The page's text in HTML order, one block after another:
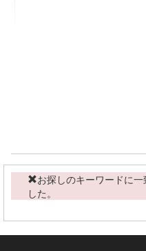
お探しのキーワードに
した。